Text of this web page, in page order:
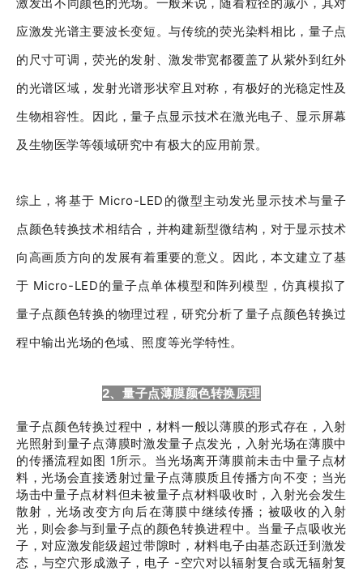
应激发光谱主要波长变短。与传统的荧光染料相比，量子点
的尺寸可调，荧光的发射、激发带宽都覆盖了从紫外到红外
的光谱区域，发射光谱形状窄且对称，有极好的光稳定性及
生物相容性。因此，量子点显示技术在激光电子、显示屏幕
及生物医学等领域研究中有极大的应用前景。
综上，将基于 Micro-LED的微型主动发光显示技术与量子
点颜色转换技术相结合，并构建新型微结构，对于显示技术
向高画质方向的发展有着重要的意义。因此，本文建立了基
于 Micro-LED的量子点单体模型和阵列模型，仿真模拟了
量子点颜色转换的物理过程，研究分析了量子点颜色转换过
程中输出光场的色域、照度等光学特性。
2、量子点薄膜颜色转换原理
量子点颜色转换过程中，材料一般以薄膜的形式存在，入射
光照射到量子点薄膜时激发量子点发光，入射光场在薄膜中
的传播流程如图 1所示。当光场离开薄膜前未击中量子点材
料，光场会直接透射过量子点薄膜质且传播方向不变；当光
场击中量子点材料但未被量子点材料吸收时，入射光会发生
散射，光场改变方向后在薄膜中继续传播；被吸收的入射
光，则会参与到量子点的颜色转换进程中。当量子点吸收光
子，对应激发能级超过带隙时，材料电子由基态跃迁到激发
态，与空穴形成激子，电子 -空穴对以辐射复合或无辐射复